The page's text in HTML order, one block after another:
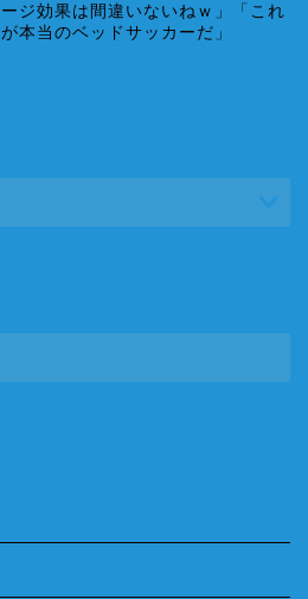
ージ効果は間違いないねｗ」「これ
が本当のベッドサッカーだ」